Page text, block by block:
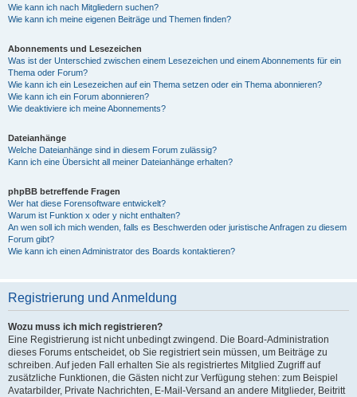
Wie kann ich nach Mitgliedern suchen?
Wie kann ich meine eigenen Beiträge und Themen finden?
Abonnements und Lesezeichen
Was ist der Unterschied zwischen einem Lesezeichen und einem Abonnements für ein
Thema oder Forum?
Wie kann ich ein Lesezeichen auf ein Thema setzen oder ein Thema abonnieren?
Wie kann ich ein Forum abonnieren?
Wie deaktiviere ich meine Abonnements?
Dateianhänge
Welche Dateianhänge sind in diesem Forum zulässig?
Kann ich eine Übersicht all meiner Dateianhänge erhalten?
phpBB betreffende Fragen
Wer hat diese Forensoftware entwickelt?
Warum ist Funktion x oder y nicht enthalten?
An wen soll ich mich wenden, falls es Beschwerden oder juristische Anfragen zu diesem
Forum gibt?
Wie kann ich einen Administrator des Boards kontaktieren?
Registrierung und Anmeldung
Wozu muss ich mich registrieren?
Eine Registrierung ist nicht unbedingt zwingend. Die Board-Administration
dieses Forums entscheidet, ob Sie registriert sein müssen, um Beiträge zu
schreiben. Auf jeden Fall erhalten Sie als registriertes Mitglied Zugriff auf
zusätzliche Funktionen, die Gästen nicht zur Verfügung stehen: zum Beispiel
Avatarbilder, Private Nachrichten, E-Mail-Versand an andere Mitglieder, Beitritt